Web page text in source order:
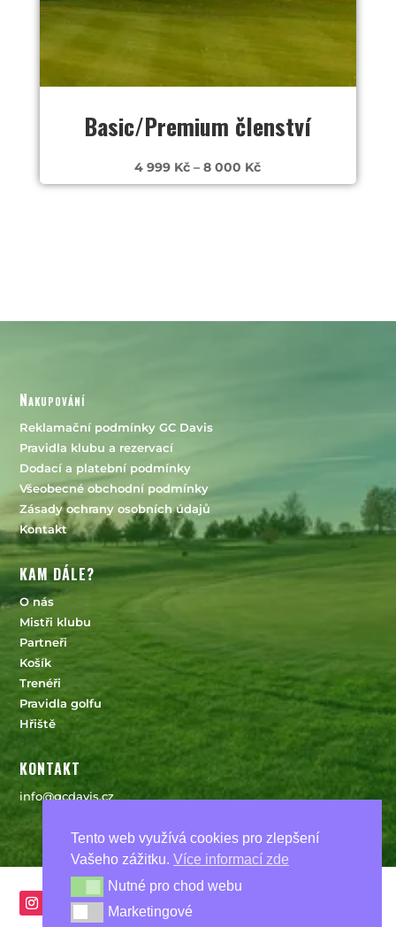
Basic/Premium členství
4 999 Kč – 8 000 KčRozpětí
cen:
Nakupování
Reklamační podmínky GC Davis
Pravidla klubu a rezervací
Dodací a platební podmínky
Všeobecné obchodní podmínky
Zásady ochrany osobních údajů
Kontakt
KAM DÁLE?
O nás
Mistři klubu
Partneři
Košík
Trenéři
Pravidla golfu
Hřiště
KONTAKT
info@gcdavis.cz
FOLLOW US
Tento web využívá cookies pro zlepšení
Vašeho zážitku. Více informací zde
Nutné pro chod webu
Nutné pro chod webu
Marketingové
Marketingové